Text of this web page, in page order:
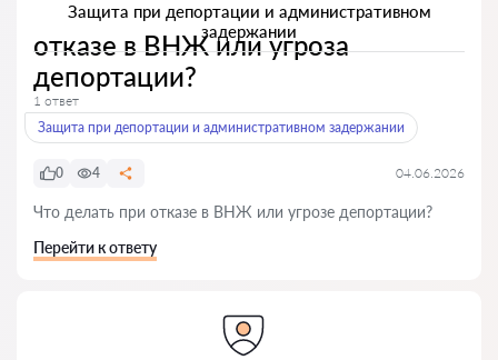
Защита при депортации и административном
задержании
отказе в ВНЖ или угроза
депортации?
1 ответ
Защита при депортации и административном задержании
0 4 04.06.2026
Что делать при отказе в ВНЖ или угрозе депортации?
Перейти к ответу